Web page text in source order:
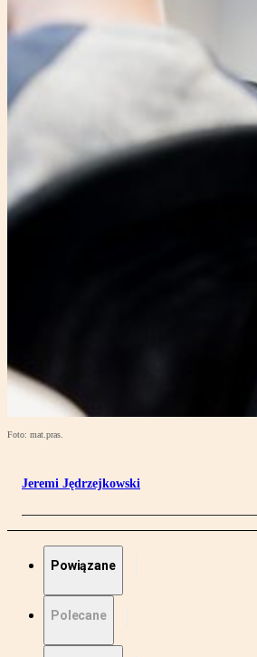
Foto: mat.pras.
Jeremi Jędrzejkowski
Powiązane
Polecane